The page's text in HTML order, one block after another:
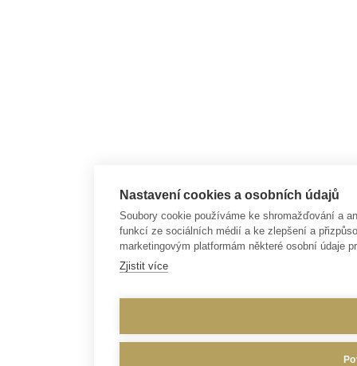
Nastavení cookies a osobních údajů
Soubory cookie používáme ke shromažďování a
funkcí ze sociálních médií a ke zlepšení a
marketingovým platformám některé osobní údaje
Zjistit více